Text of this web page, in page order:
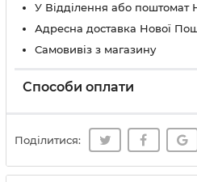
У Вiддiлення або поштомат
Адресна доставка Нової
Самовивіз з магазину
Способи оплати
Поділитися: